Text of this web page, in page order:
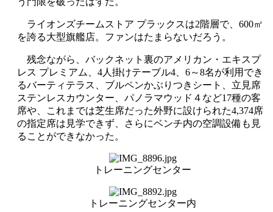
ライオンズチームストア プラックスは2階層で、600㎡
を誇る大型旗艦店。ファンはたまらないだろう。
残念ながら、バックネット裏のアメリカン・エキスプ
レス プレミアム、4人掛けテーブル4、6～8名が利用でき
るバーティテラス、ブルペンかぶりつきシート、立見席
ステンレスカウンター、パノラマウッド４など17種の客
席や、これまでは芝生席だった外野に設けられた4,374席
の指定席は見学できず、さらにベンチ内の空調設備も見
ることができなかった。
トレーニングセンター
トレーニングセンター内